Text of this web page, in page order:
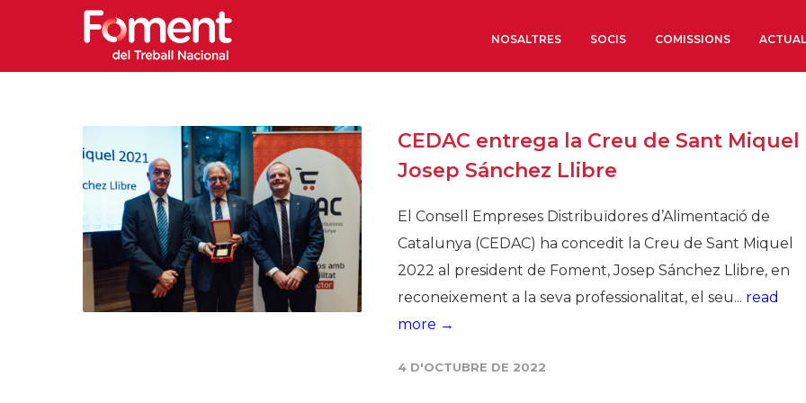
NOSALTRES
Òrgans de Govern
Estructura Executiva
Institut d’Estudis
Societat Barcelonesa
Econòmics i Socials
Organitzacions
SOCIS COMISSIONS
CEDAC entrega la Creu de Sant Miquel
Josep Sánchez Llibre
El Consell Empreses Distribuïdores d’Alimentació de
Catalunya (CEDAC) ha concedit la Creu de Sant Miquel
2022 al president de Foment, Josep Sánchez Llibre, en
reconeixement a la seva professionalitat, el seu... read
more →
4 D'OCTUBRE DE 2022